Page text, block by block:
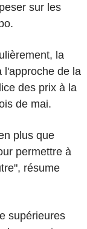
sur les
la
l'approche de la
des prix à la
de mai.
plus que
permettre à
résume
supérieures